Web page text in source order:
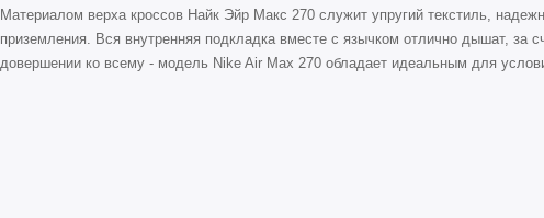
Материалом верха кроссов Найк Эйр Макс 270 служит упругий текстиль,
приземления. Вся внутренняя подкладка вместе с язычком отлично дышат, за
довершении ко всему - модель Nike Air Max 270 обладает идеальным для